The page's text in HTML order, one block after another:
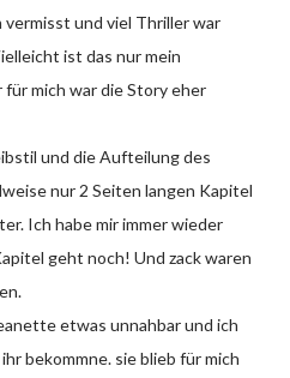
vermisst und viel Thriller war
ist das nur mein
mich war die Story eher
und die Aufteilung des
nur 2 Seiten langen Kapitel
Ich habe mir immer wieder
geht noch! Und zack waren
etwas unnahbar und ich
bekommne. sie blieb für mich